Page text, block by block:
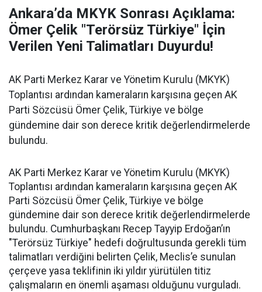
Ankara’da MKYK Sonrası Açıklama:
Ömer Çelik "Terörsüz Türkiye" İçin
Verilen Yeni Talimatları Duyurdu!
AK Parti Merkez Karar ve Yönetim Kurulu (MKYK)
Toplantısı ardından kameraların karşısına geçen AK
Parti Sözcüsü Ömer Çelik, Türkiye ve bölge
gündemine dair son derece kritik değerlendirmelerde
bulundu.
AK Parti Merkez Karar ve Yönetim Kurulu (MKYK)
Toplantısı ardından kameraların karşısına geçen AK
Parti Sözcüsü Ömer Çelik, Türkiye ve bölge
gündemine dair son derece kritik değerlendirmelerde
bulundu. Cumhurbaşkanı Recep Tayyip Erdoğan’ın
"Terörsüz Türkiye" hedefi doğrultusunda gerekli tüm
talimatları verdiğini belirten Çelik, Meclis’e sunulan
çerçeve yasa teklifinin iki yıldır yürütülen titiz
çalışmaların en önemli aşaması olduğunu vurguladı.